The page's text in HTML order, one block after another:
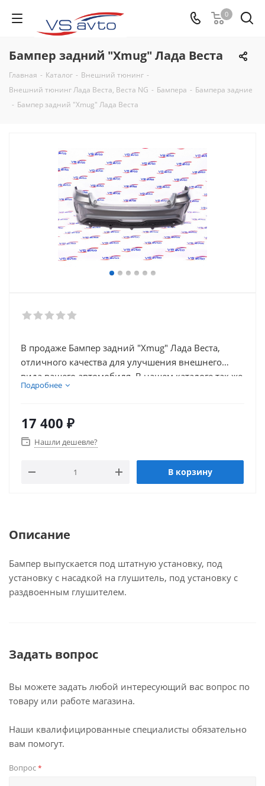
0
Бампер задний "Xmug" Лада Веста
Главная - Каталог - Внешний тюнинг -
Внешний тюнинг Лада Веста, Веста NG - Бампера - Бампера задние
- Бампер задний "Xmug" Лада Веста
В продаже Бампер задний "Xmug" Лада Веста,
отличного качества для улучшения внешнего
вида вашего автомобиля. В нашем каталоге так же
присутствует множество товаров для тюнинга
Подробнее
17 400 ₽
Нашли дешевле?
В корзину
Описание
Бампер выпускается под штатную установку, под
установку с насадкой на глушитель, под установку с
раздвоенным глушителем.
Задать вопрос
Вы можете задать любой интересующий вас вопрос по
товару или работе магазина.
Наши квалифицированные специалисты обязательно
вам помогут.
Вопрос*